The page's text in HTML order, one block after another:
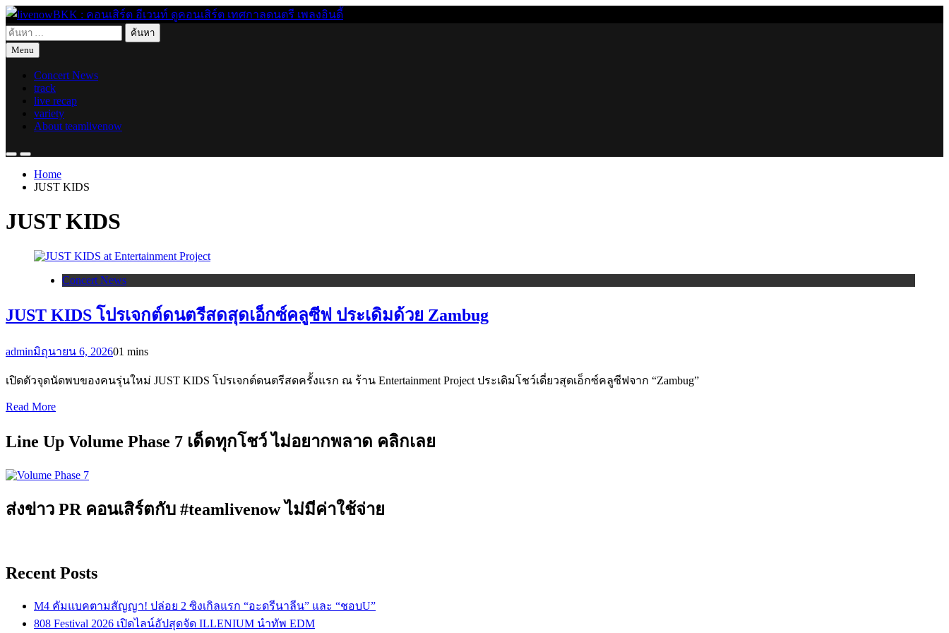
Skip
to
content
livenowBKK : คอนเสิร์ต อีเวนท์ ดูคอนเสิร์ต เทศกาลดนตรี เพลงอินดี้
live for today
ค้นหา
สำหรับ:
Menu
Concert News
track
live recap
variety
About teamlivenow
Home
JUST KIDS
JUST KIDS
Concert News
JUST KIDS โปรเจกต์ดนตรีสดสุดเอ็กซ์คลูซีฟ ประเดิมด้วย Zambug
adminมิถุนายน 6, 202601 mins
เปิดตัวจุดนัดพบของคนรุ่นใหม่ JUST KIDS โปรเจกต์ดนตรีสดครั้งแรก ณ ร้าน Entertainment Project ประเดิมโชว์เดี่ยวสุดเอ็กซ์คลูซีฟจาก “Zambug”
Read More
Line Up Volume Phase 7 เด็ดทุกโชว์ ไม่อยากพลาด คลิกเลย
ส่งข่าว PR คอนเสิร์ตกับ #teamlivenow ไม่มีค่าใช้จ่าย
Recent Posts
M4 คัมแบคตามสัญญา! ปล่อย 2 ซิงเกิลแรก “อะดรีนาลีน” และ “ชอบU”
808 Festival 2026 เปิดไลน์อัปสุดจัด ILLENIUM นำทัพ EDM